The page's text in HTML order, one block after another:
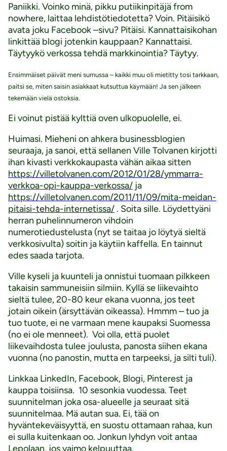
Paniikki. Voinko minä, pikku putiikinpitäjä from
nowhere, laittaa lehdistötiedotetta? Voin. Pitäisikö
avata joku Facebook –sivu? Pitäisi. Kannattaisikohan
linkittää blogi jotenkin kauppaan? Kannattaisi.
Täytyykö verkossa tehdä markkinointia? Täytyy.
Ensimmäiset päivät meni sumussa – kaikki muu oli mietitty tosi tarkkaan,
paitsi se, miten saisin asiakkaat kutsuttua käymään! Ja sen jälkeen
tekemään vielä ostoksia.
Ei voinut pistää kylttiä oven ulkopuolelle, ei.
Huimasi. Mieheni on ahkera businessblogien
seuraaja, ja sanoi, että sellanen Ville Tolvanen kirjotti
ihan kivasti verkkokaupasta vähän aikaa sitten
https://villetolvanen.com/2012/01/28/ymmarra-
verkkoa-opi-kauppa-verkossa/ ja
https://villetolvanen.com/2011/11/09/mita-meidan-
pitaisi-tehda-internetissa/ . Soita sille. Löydettyäni
herran puhelinnumeron vihdoin
numerotiedustelusta (nyt se taitaa jo löytyä sieltä
verkkosivulta) soitin ja käytiin kaffella. En tainnut
edes saada tarjota.
Ville kyseli ja kuunteli ja onnistui tuomaan pilkkeen
takaisin sammuneisiin silmiin. Kyllä se liikevaihto
sieltä tulee, 20-80 keur ekana vuonna, jos teet
jotain oikein (ärsyttävän oikeassa). Hmmm – tuo ja
tuo tuote, ei ne varmaan mene kaupaksi Suomessa
(no ei ole menneet). Voi olla, että puolet
liikevaihdosta tulee joulusta, panosta siihen ekana
vuonna (no panostin, mutta en tarpeeksi, ja silti tuli).
Linkkaa LinkedIn, Facebook, Blogi, Pinterest ja
kauppa toisiinsa. 10 sesonkia vuodessa. Teet
suunnitelman joka osa-alueelle ja seuraat sitä
suunnitelmaa. Mä autan sua. Ei, tää on
hyväntekeväisyyttä, en suostu ottamaan rahaa, kun
ei sulla kuitenkaan oo. Jonkun lyhdyn voit antaa
Lepolaan, jos vaimo kelpuuttaa.